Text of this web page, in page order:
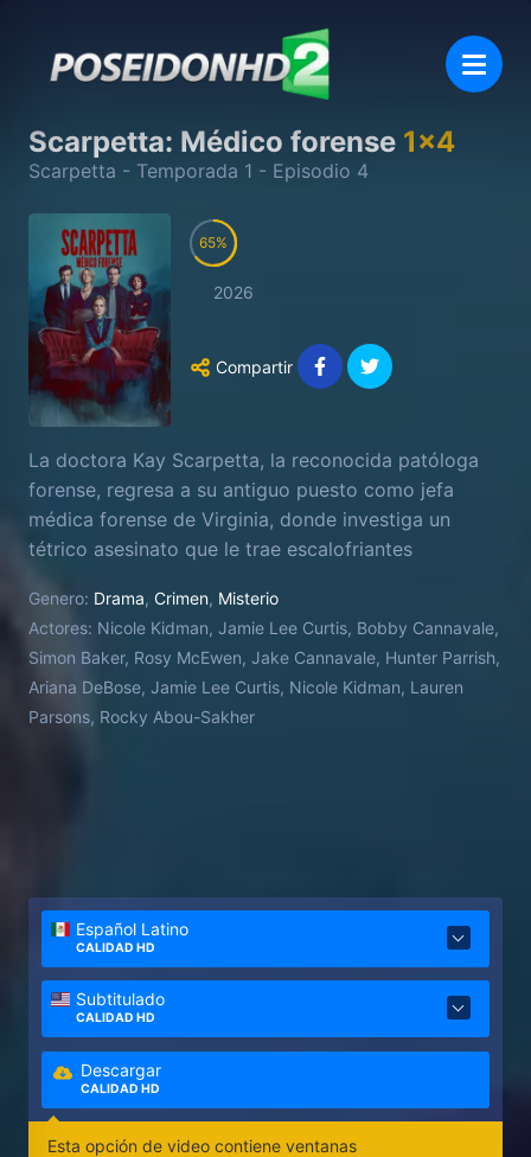
Scarpetta: Médico forense 1x4
Scarpetta - Temporada 1 - Episodio 4
65
2026
Compartir
La doctora Kay Scarpetta, la reconocida patóloga
forense, regresa a su antiguo puesto como jefa
médica forense de Virginia, donde investiga un
tétrico asesinato que le trae escalofriantes
Scarpetta trabaja al lado del detective Pete Marino
y del agente del FBI Benton Wesley en la
investigación de una serie de brutales
estrangulamientos.
Genero: Drama, Crimen, Misterio
Actores: Nicole Kidman, Jamie Lee Curtis, Bobby Cannavale,
Simon Baker, Rosy McEwen, Jake Cannavale, Hunter Parrish,
Ariana DeBose, Jamie Lee Curtis, Nicole Kidman, Lauren
Parsons, Rocky Abou-Sakher
Español Latino
CALIDAD HD
Subtitulado
CALIDAD HD
Descargar
CALIDAD HD
Esta opción de video contiene ventanas